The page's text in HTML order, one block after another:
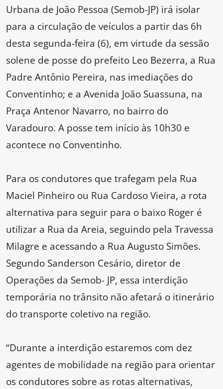
Urbana de João Pessoa (Semob-JP) irá isolar
para a circulação de veículos a partir das 6h
desta segunda-feira (6), em virtude da sessão
solene de posse do prefeito Leo Bezerra, a Rua
Padre Antônio Pereira, nas imediações do
Conventinho; e a Avenida João Suassuna, na
Praça Antenor Navarro, no bairro do
Varadouro. A posse tem início às 10h30 e
acontece no Conventinho.
Para os condutores que trafegam pela Rua
Maciel Pinheiro ou Rua Cardoso Vieira, a rota
alternativa para seguir para o baixo Roger é
utilizar a Rua da Areia, seguindo pela Travessa
Milagre e acessando a Rua Augusto Simões.
Segundo Sanderson Cesário, diretor de
Operações da Semob- JP, essa interdição
temporária no trânsito não afetará o itinerário
do transporte coletivo na região.
“Durante a interdição estaremos com dez
agentes de mobilidade na região para orientar
os condutores sobre as rotas alternativas,